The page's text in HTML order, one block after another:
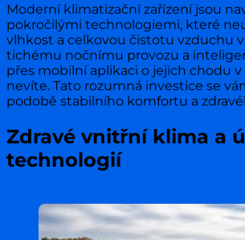
Moderní klimatizační zařízení jsou
pokročilými technologiemi, které
vlhkost a celkovou čistotu vzduchu
tichému nočnímu provozu a
přes mobilní aplikaci o jejich chodu
nevíte. Tato rozumná investice se
podobě stabilního komfortu a
Zdravé vnitřní klima a
technologií